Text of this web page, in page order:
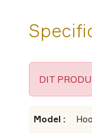
DIT
Model :